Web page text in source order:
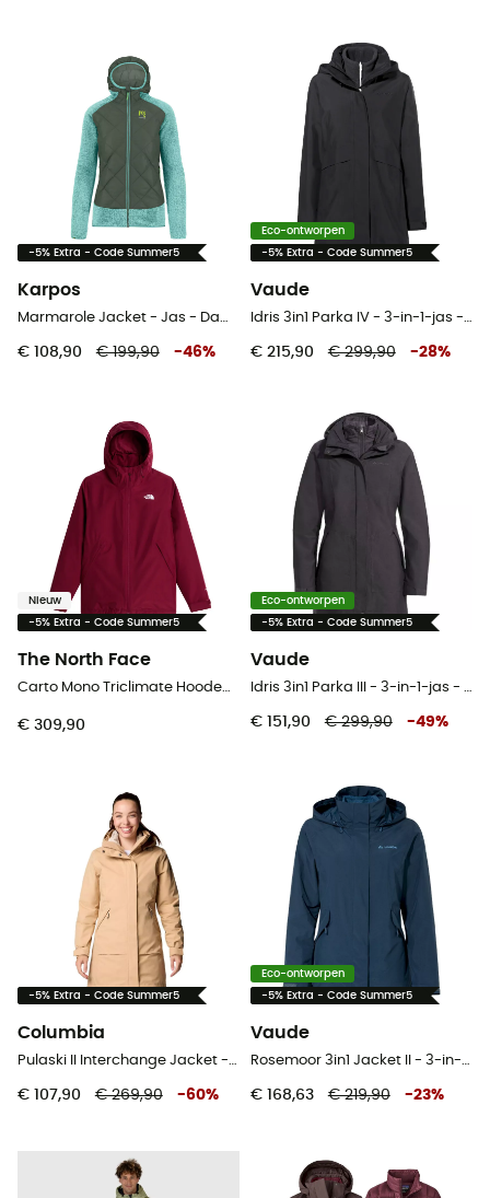
-5% Extra - Code Summer5
Karpos
Marmarole Jacket - Jas - Dames
€ 108,90 € 199,90 -46%
Eco-ontworpen
-5% Extra - Code Summer5
Vaude
Idris 3in1 Parka IV - 3-in-1-jas - Dames
€ 215,90 € 299,90 -28%
Nieuw
-5% Extra - Code Summer5
The North Face
Carto Mono Triclimate Hooded Jacket - 3-in-1-jas - Dames
€ 309,90
Eco-ontworpen
-5% Extra - Code Summer5
Vaude
Idris 3in1 Parka III - 3-in-1-jas - Dames
€ 151,90 € 299,90 -49%
-5% Extra - Code Summer5
Columbia
Pulaski II Interchange Jacket - 3-in-1-jas - Dames
€ 107,90 € 269,90 -60%
Eco-ontworpen
-5% Extra - Code Summer5
Vaude
Rosemoor 3in1 Jacket II - 3-in-1-jas - Dames
€ 168,63 € 219,90 -23%